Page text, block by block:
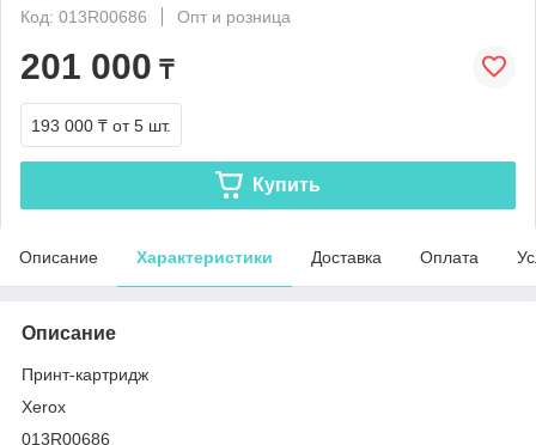
Код: 013R00686
Опт и розница
201 000 ₸
193 000 ₸ от 5 шт.
Купить
Описание Характеристики Доставка Оплата
Описание
Принт-картридж
Xerox
013R00686